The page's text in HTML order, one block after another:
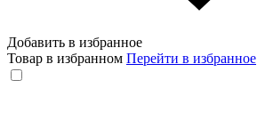
Добавить в избранное
Товар в избранном Перейти в избранное